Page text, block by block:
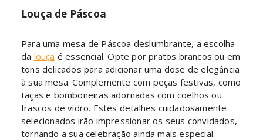
Louça de Páscoa
Para uma mesa de Páscoa deslumbrante, a escolha
da louça é essencial. Opte por pratos brancos ou em
tons delicados para adicionar uma dose de elegância
à sua mesa. Complemente com peças festivas, como
taças e bomboneiras adornadas com coelhos ou
frascos de vidro. Estes detalhes cuidadosamente
selecionados irão impressionar os seus convidados,
tornando a sua celebração ainda mais especial.